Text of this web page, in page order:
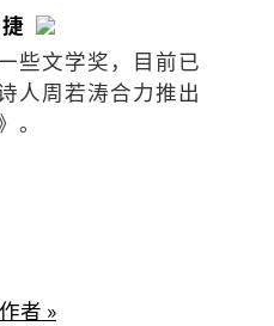
些文学奖，目前已
人周若涛合力推出
。
者 »